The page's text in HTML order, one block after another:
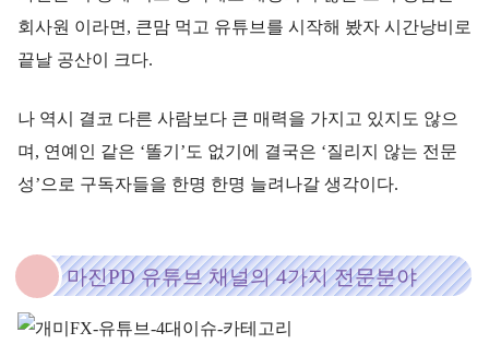
회사원 이라면, 큰맘 먹고 유튜브를 시작해 봤자 시간낭비로
끝날 공산이 크다.
나 역시 결코 다른 사람보다 큰 매력을 가지고 있지도 않으
며, 연예인 같은 ‘똘기’도 없기에 결국은 ‘질리지 않는 전문
성’으로 구독자들을 한명 한명 늘려나갈 생각이다.
마진PD 유튜브 채널의 4가지 전문분야